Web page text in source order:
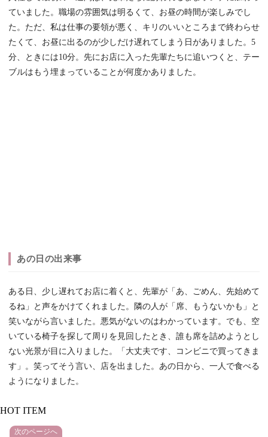
ていました。職場の雰囲気は明るくて、お昼の時間が楽しみでし
た。ただ、私は仕事の要領が悪く、キリのいいところまで終わらせ
たくて、お昼に出るのが少しだけ遅れてしまう日がありました。5
分、ときには10分。先にお店に入った先輩たちに追いつくと、テー
ブルはもう埋まっていることが何度かありました。
あの日の出来事
ある日、少し遅れてお店に着くと、先輩が「あ、ごめん、先始めて
るね」と声をかけてくれました。隣の人が「席、もうないかも」と
笑いながら言いました。悪気がないのはわかっています。でも、空
いている椅子を探して周りを見回したとき、誰も席を詰めようとし
ない光景が目に入りました。「大丈夫です、コンビニで買ってきま
す」。笑ってそう言い、店を出ました。あの日から、一人で食べる
ようになりました。
HOT ITEM
次のページへ